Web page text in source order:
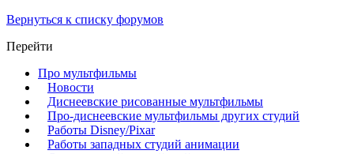
Вернуться к списку форумов
Перейти
Про мультфильмы
Новости
Диснеевские рисованные мультфильмы
Про-диснеевские мультфильмы других студий
Работы Disney/Pixar
Работы западных студий анимации